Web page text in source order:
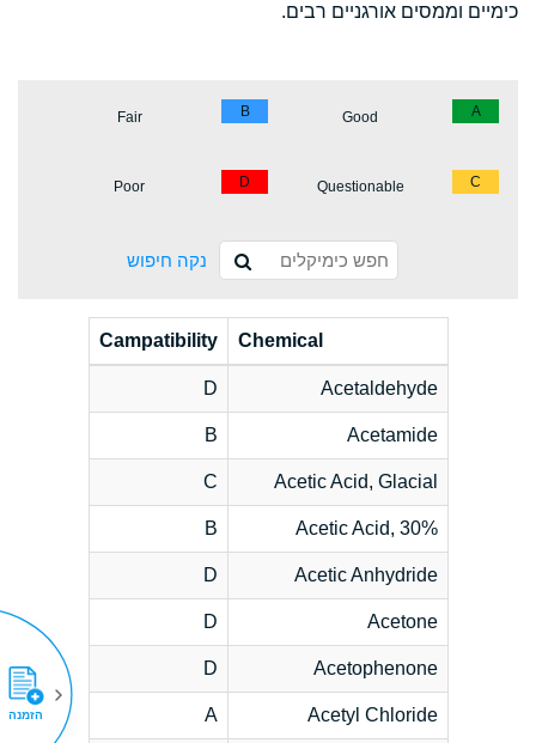
כימיים וממסים אורגניים רבים.
A
Good
B
Fair
C
Questionable
D
Poor
נקה חיפוש
Chemical
Campatibility
Acetaldehyde
D
Acetamide
B
Acetic Acid, Glacial
C
Acetic Acid, 30%
B
Acetic Anhydride
D
Acetone
D
Acetophenone
D
Acetyl Chloride
A הזמנה